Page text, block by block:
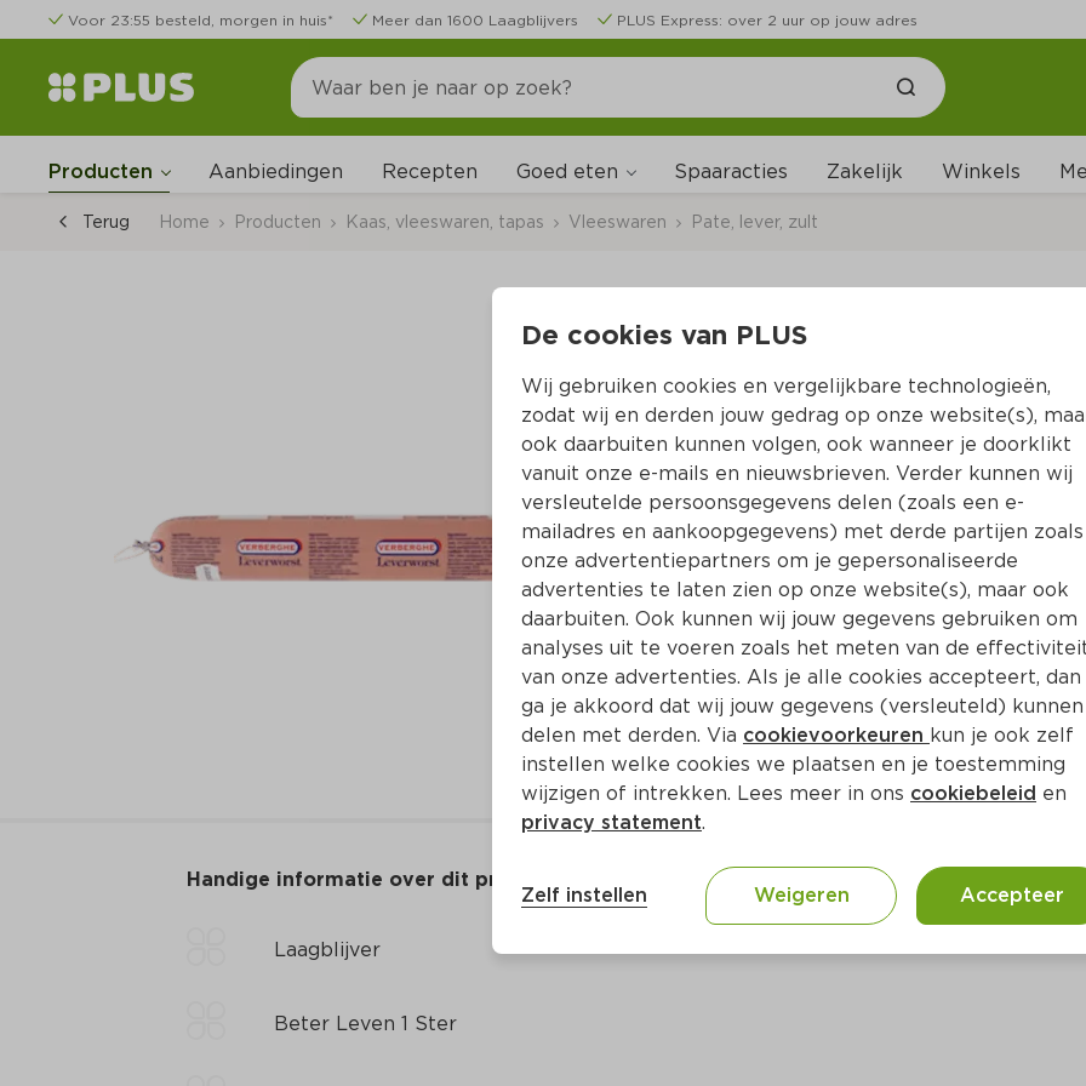
Voor 23:55 besteld, morgen in huis* Meer dan 1600 Laagblijvers PLUS Express: over 2 uur op jouw adres
Producten Aanbiedingen Recepten Goed eten Spaaracties Zakelijk Winkels
Terug Home Producten Kaas, vleeswaren, tapas Vleeswaren Pate, lever, zult
Verberghe Leverworst
Per Krimp 500 g  (per kilo €3.38)
1.69
Toevoegen
Handige informatie over dit product
Laagblijver
Beter Leven 1 Ster
De cookies van PLUS
Wij gebruiken cookies en vergelijkbare technologieën,
zodat wij en derden jouw gedrag op onze website(s),
ook daarbuiten kunnen volgen, ook wanneer je doorklikt
vanuit onze e-mails en nieuwsbrieven. Verder kunnen wij
versleutelde persoonsgegevens delen (zoals een e-
mailadres en aankoopgegevens) met derde partijen zoals
onze advertentiepartners om je gepersonaliseerde
advertenties te laten zien op onze website(s), maar ook
daarbuiten. Ook kunnen wij jouw gegevens gebruiken om
analyses uit te voeren zoals het meten van de
van onze advertenties. Als je alle cookies accepteert, dan
ga je akkoord dat wij jouw gegevens (versleuteld) kunnen
delen met derden. Via cookievoorkeuren kun je ook zelf
instellen welke cookies we plaatsen en je toestemming
wijzigen of intrekken. Lees meer in ons cookiebeleid en
privacy statement.
Zelf instellen Weigeren Accepteer